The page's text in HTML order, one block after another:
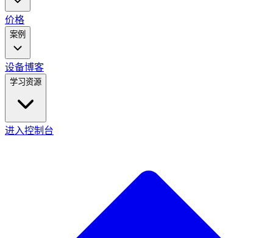
价格
案例
设备博客
学习资源
进入控制台